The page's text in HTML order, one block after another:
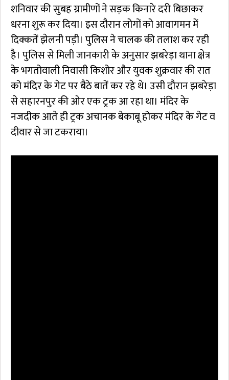
शनिवार की सुबह ग्रामीणों ने सड़क किनारे दरी बिछाकर
धरना शुरू कर दिया। इस दौरान लोगों को आवागमन में
दिक्कतें झेलनी पड़ी। पुलिस ने चालक की तलाश कर रही
है। पुलिस से मिली जानकारी के अनुसार झबरेड़ा थाना क्षेत्र
के भगतोवाली निवासी किशोर और युवक शुक्रवार की रात
को मंदिर के गेट पर बैठे बातें कर रहे थे। उसी दौरान झबरेड़ा
से सहारनपुर की ओर एक ट्रक आ रहा था। मंदिर के
नजदीक आते ही ट्रक अचानक बेकाबू होकर मंदिर के गेट व
दीवार से जा टकराया।